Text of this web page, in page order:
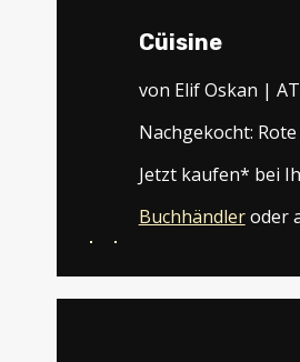
Cüisine
von Elif Oskan |
Nachgekocht:
Jetzt kaufen* bei
Buchhändleroder